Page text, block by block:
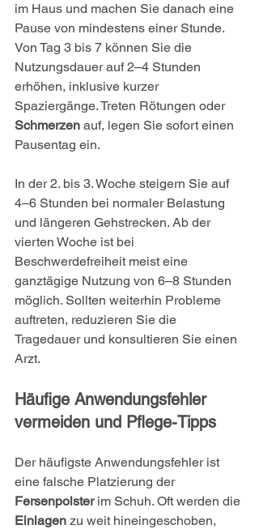
im Haus und machen Sie danach eine
Pause von mindestens einer Stunde.
Von Tag 3 bis 7 können Sie die
Nutzungsdauer auf 2–4 Stunden
erhöhen, inklusive kurzer
Spaziergänge. Treten Rötungen oder
Schmerzen auf, legen Sie sofort einen
Pausentag ein.
In der 2. bis 3. Woche steigern Sie auf
4–6 Stunden bei normaler Belastung
und längeren Gehstrecken. Ab der
vierten Woche ist bei
Beschwerdefreiheit meist eine
ganztägige Nutzung von 6–8 Stunden
möglich. Sollten weiterhin Probleme
auftreten, reduzieren Sie die
Tragedauer und konsultieren Sie einen
Arzt.
Häufige Anwendungsfehler
vermeiden und Pflege-Tipps
Der häufigste Anwendungsfehler ist
eine falsche Platzierung der
Fersenpolster im Schuh. Oft werden die
Einlagen zu weit hineingeschoben,